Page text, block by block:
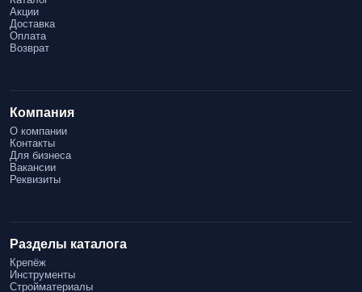
Акции
Доставка
Оплата
Возврат
Компания
О компании
Контакты
Для бизнеса
Вакансии
Реквизиты
Разделы каталога
Крепёж
Инструменты
Стройматериалы